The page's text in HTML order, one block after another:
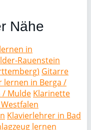
Nähe
in
Rauenstein
Gitarre
lernen in Berga /
/ Mulde Klarinette
Klavierlehrer in Bad
lernen